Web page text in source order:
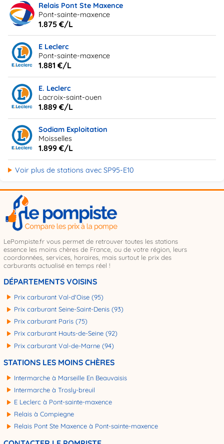
Relais Pont Ste Maxence
Pont-sainte-maxence
1.875 €/L
E Leclerc
Pont-sainte-maxence
1.881 €/L
E. Leclerc
Lacroix-saint-ouen
1.889 €/L
Sodiam Exploitation
Moisselles
1.899 €/L
Voir plus de stations avec SP95-E10
LePompiste.fr vous permet de retrouver toutes les stations
essence les moins chères de France, ou de votre région, leurs
coordonnées, services, horaires, mais surtout le prix des
carburants actualisé en temps réel !
DÉPARTEMENTS VOISINS
Prix carburant Val-d'Oise (95)
Prix carburant Seine-Saint-Denis (93)
Prix carburant Paris (75)
Prix carburant Hauts-de-Seine (92)
Prix carburant Val-de-Marne (94)
STATIONS LES MOINS CHÈRES
Intermarche à Marseille En Beauvaisis
Intermarche à Trosly-breuil
E Leclerc à Pont-sainte-maxence
Relais à Compiegne
Relais Pont Ste Maxence à Pont-sainte-maxence